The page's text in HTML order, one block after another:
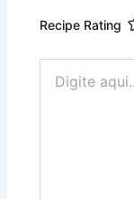
Recipe Rating
aqui...